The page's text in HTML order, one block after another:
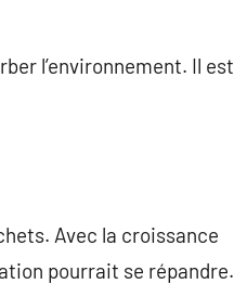
l’environnement. Il est
Avec la croissance
pourrait se répandre.